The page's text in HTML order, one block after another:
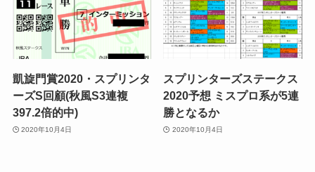
凱旋門賞2020・スプリンタ
ーズS回顧(秋風S3連複
397.2倍的中)
2020年10月4日
スプリンターズステークス
2020予想 ミスプロ系が5連
勝となるか
2020年10月4日